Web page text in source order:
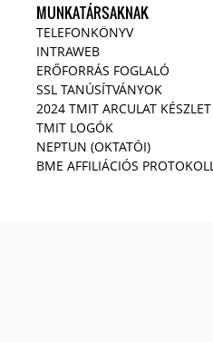
MUNKATÁRSAKNAK
TELEFONKÖNYV
INTRAWEB
ERŐFORRÁS FOGLALÓ
SSL TANÚSÍTVÁNYOK
2024 TMIT ARCULAT KÉSZLET
TMIT LOGÓK
NEPTUN (OKTATÓI)
BME AFFILIÁCIÓS PROTOKOLL